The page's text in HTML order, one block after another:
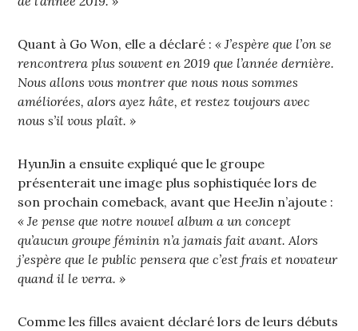
Quant à Go Won, elle a déclaré :« J’espère que l’on se
rencontrera plus souvent en 2019 que l’année dernière.
Nous allons vous montrer que nous nous sommes
améliorées, alors ayez hâte, et restez toujours avec
nous s’il vous plaît. »
HyunJin a ensuite expliqué que le groupe
présenterait une image plus sophistiquée lors de
son prochain comeback, avant que HeeJin n’ajoute :
« Je pense que notre nouvel album a un concept
qu’aucun groupe féminin n’a jamais fait avant. Alors
j’espère que le public pensera que c’est frais et novateur
quand il le verra. »
Comme les filles avaient déclaré lors de leurs débuts